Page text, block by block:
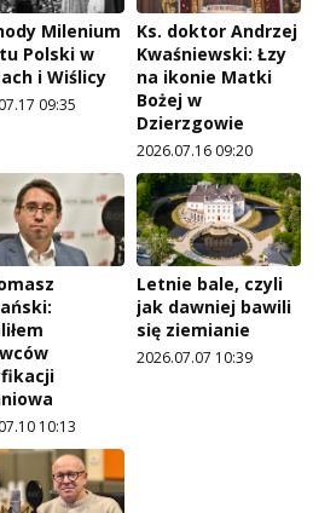
Milenium
Polski w
i Wiślicy
09:35
Ks. doktor Andrzej
Kwaśniewski: Łzy
na ikonie Matki
Bożej w
Dzierzgowie
2026.07.16 09:20
10:13
Letnie bale, czyli
jak dawniej bawili
się ziemianie
2026.07.07 10:39